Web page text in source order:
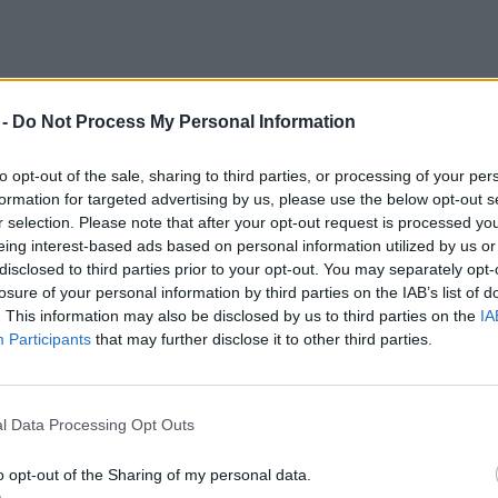
Do Not Process My Personal Information
opt-out of the sale, sharing to third parties, or processing of your
for targeted advertising by us, please use the below opt-out
selection. Please note that after your opt-out request is processed
interest-based ads based on personal information utilized by us
to third parties prior to your opt-out. You may separately
of your personal information by third parties on the IAB’s list of
This information may also be disclosed by us to third parties on the
Participants that may further disclose it to other third parties.
Data Processing Opt Outs
opt-out of the Sharing of my personal data.
tartja a saját városát ahhoz,
látni, akkor a városát fedezze fel: nem
külföldi városlátogatáson. Csupán a
anyagi feltétel adott lenne–, hogy
és repülőreülni azért, hogy egy
európai várost megnézni.
sokakkal előfordult már, hogy minden
saját városukban: a lakosságnak
soha nem fordult elő ilyen vele, míg